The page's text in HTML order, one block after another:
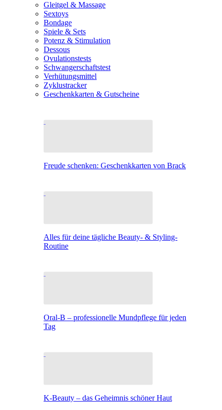
Gleitgel & Massage
Sextoys
Bondage
Spiele & Sets
Potenz & Stimulation
Dessous
Ovulationstests
Schwangerschaftstest
Verhütungsmittel
Zyklustracker
Geschenkkarten & Gutscheine
Freude schenken: Geschenkkarten von Brack
Alles für deine tägliche Beauty- & Styling-
Routine
Oral-B – professionelle Mundpflege für jeden
Tag
K-Beauty – das Geheimnis schöner Haut